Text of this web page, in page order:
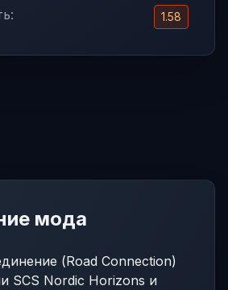
1.58
мода
(Road Connection)
SCS Nordic Horizons и